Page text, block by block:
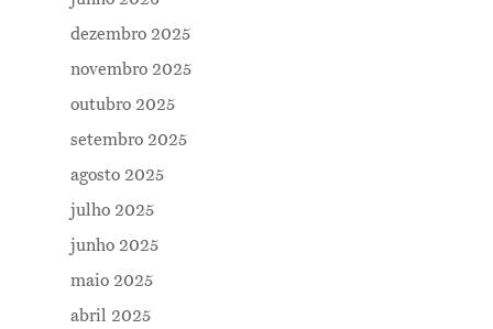
dezembro 2025
novembro 2025
outubro 2025
setembro 2025
agosto 2025
julho 2025
junho 2025
maio 2025
abril 2025